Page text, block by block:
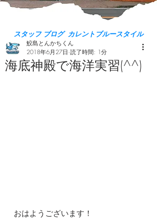
スタッフ ブログ カレントブルースタイル
海底神殿で海洋実習(^^)
鮫島とんかちくん
2018年6月27日 読了時間: 1分
おはようございます！